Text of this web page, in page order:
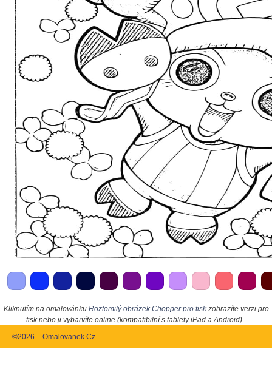
Kliknutím na omalovánku Roztomilý obrázek Chopper pro tiskzobrazíte verzi pro
tisk nebo ji vybarvíte online (kompatibilní s tablety iPad a Android).
©2026 – Omalovanek.Cz